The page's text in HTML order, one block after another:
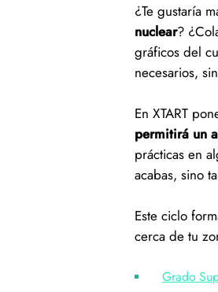
¿Te gustaría
nuclear?
gráficos del
necesarios,
En XTART
permitirá un
prácticas en
acabas, sino
Este ciclo
cerca de tu
Grado